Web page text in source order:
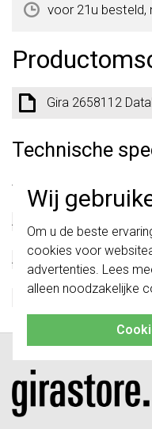
Wij
Om u de beste
cookies voor
advertenties. Lees
alleen noodzakelijke
voor 21u besteld,
Gira 2658112
Technische
Specificatie
Kleur
Afsluitbaar
Met klapdeksel
Afmetingen
Met tekstveld
RAL-nummer
schakelwippen zijn
niette combineren
van vóór augustus
Klik hiervoor meer